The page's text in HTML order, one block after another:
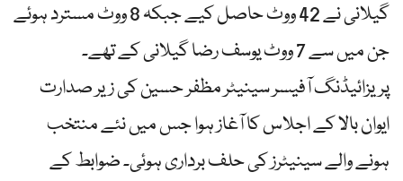
گیلانی نے 42 ووٹ حاصل کیے جبکہ 8 ووٹ مسترد ہوئے
جن میں سے 7 ووٹ یوسف رضا گیلانی کے تھے۔
پریزائیڈنگ آفیسر سینیٹر مظفر حسین کی زیر صدارت
ایوان بالا کے اجلاس کا آغاز ہوا جس میں نئے منتخب
ہونے والے سینیٹرز کی حلف برداری ہوئی۔ ضوابط کے